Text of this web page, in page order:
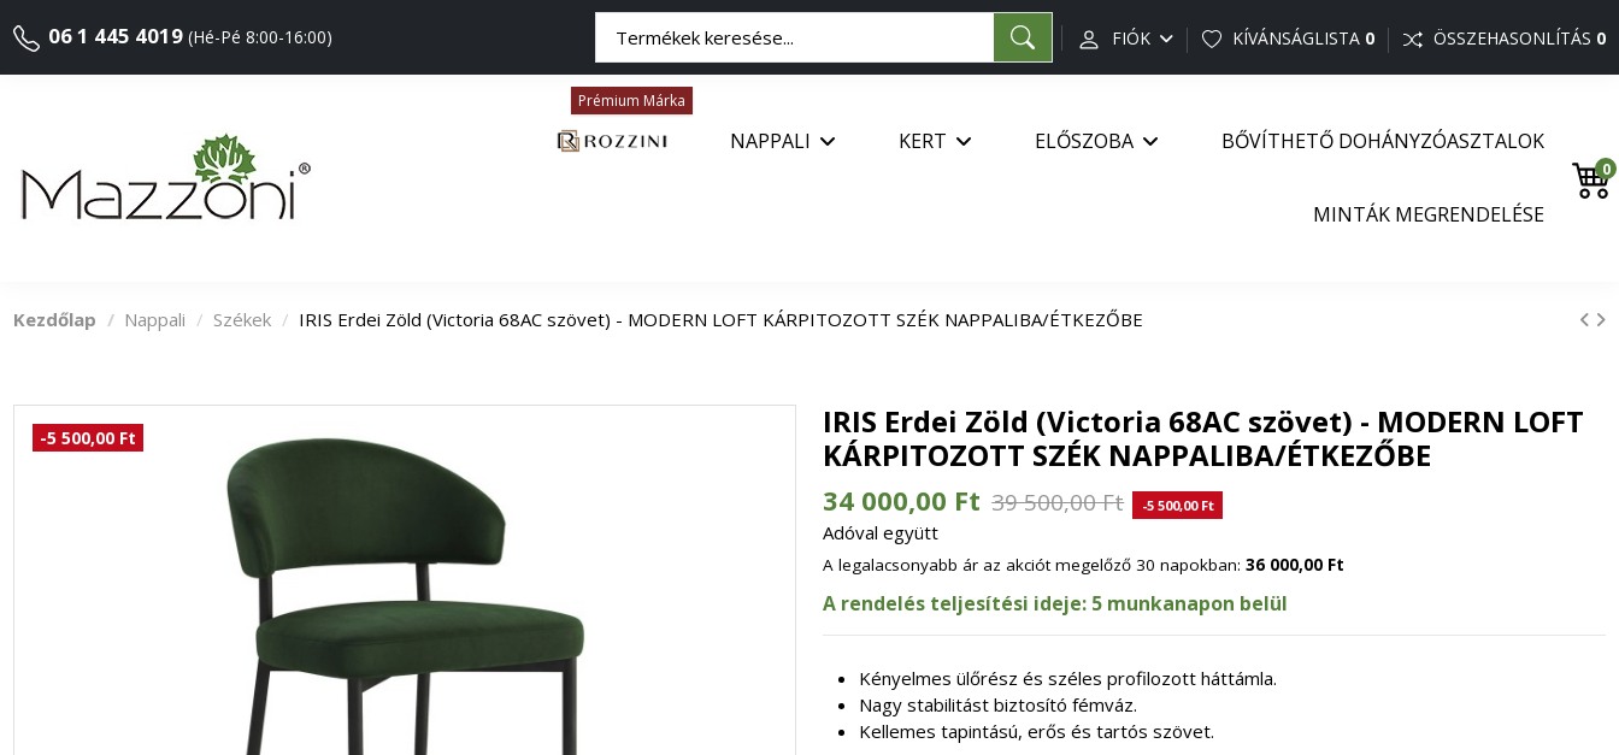
06 1 445 4019 (Hé-Pé 8:00-16:00) FIÓK KÍVÁNSÁGLISTA 0 ÖSSZEHASONLÍTÁS 0
Prémium Márka
NAPPALI KERT ELŐSZOBA BŐVÍTHETŐ DOHÁNYZÓASZTALOK
MINTÁK MEGRENDELÉSE
0
Kezdőlap Nappali Székek IRIS Erdei Zöld (Victoria 68AC szövet) - MODERN LOFT KÁRPITOZOTT SZÉK NAPPALIBA/ÉTKEZŐBE
-5 500,00 Ft
IRIS Erdei Zöld (Victoria 68AC szövet) - MODERN LOFT
KÁRPITOZOTT SZÉK NAPPALIBA/ÉTKEZŐBE
34 000,00 Ft 39 500,00 Ft -5 500,00 Ft
Adóval együtt
A legalacsonyabb ár az akciót megelőző 30 napokban:36 000,00 Ft
A rendelés teljesítési ideje: 5 munkanapon belül
Kényelmes ülőrész és széles profilozott háttámla.
Nagy stabilitást biztosító fémváz.
Kellemes tapintású, erős és tartós szövet.